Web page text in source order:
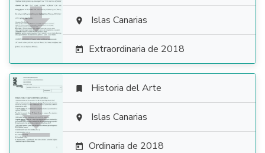
  Islas Canarias
 Extraordinaria de 2018

 Historia del Arte
 Islas Canarias
 Ordinaria de 2018